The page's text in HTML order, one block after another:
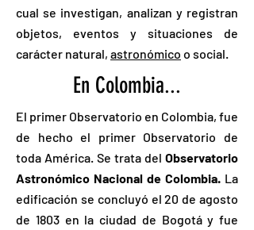
cual se investigan, analizan y registran
objetos, eventos y situaciones de
carácter natural, astronómico o social.
En Colombia...
El primer Observatorio en Colombia, fue
de hecho el primer Observatorio de
toda América. Se trata del Observatorio
Astronómico Nacional de Colombia. La
edificación se concluyó el 20 de agosto
de 1803 en la ciudad de Bogotá y fue